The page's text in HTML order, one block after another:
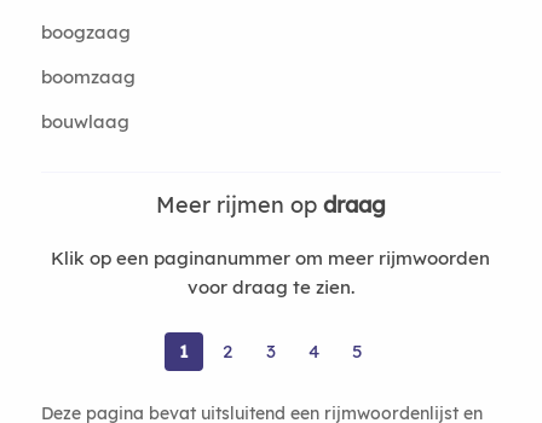
boogzaag
boomzaag
bouwlaag
Meer rijmen op draag
Klik op een paginanummer om meer rijmwoorden
voor draag te zien.
1 2 3 4 5
Deze pagina bevat uitsluitend een rijmwoordenlijst en